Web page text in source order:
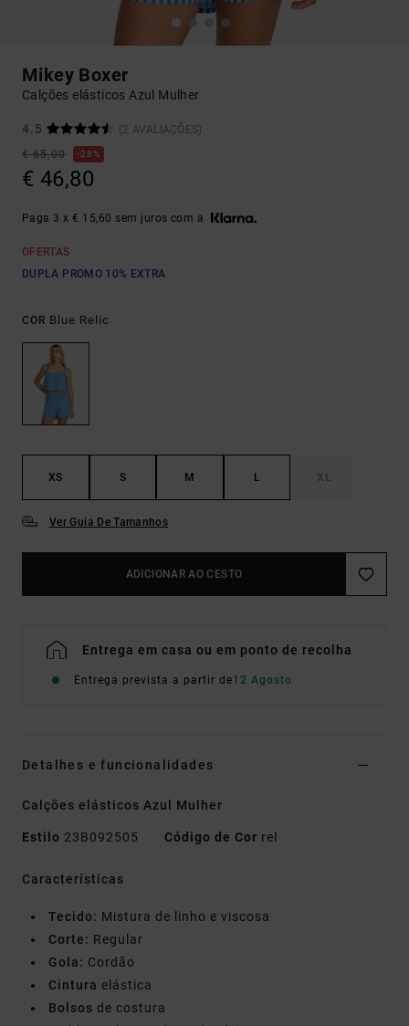
Mikey Boxer
Calções elásticos Azul Mulher
4.5
(2 AVALIAÇÕES)
€ 65,00
28%
€ 46,80
Paga 3 x € 15,60 sem juros com a
OFERTAS
DUPLA PROMO 10% EXTRA
COR Blue Relic
XS S M L XL
Ver Guia De Tamanhos
ADICIONAR AO CESTO
Entrega em casa ou em ponto de recolha
Entrega prevista a partir de12 Agosto
Detalhes e funcionalidades
Calções elásticos Azul Mulher
Estilo 23B092505 Código de Cor rel
Características
Tecido: Mistura de linho e viscosa
Corte: Regular
Gola: Cordão
Cintura elástica
Bolsos de costura